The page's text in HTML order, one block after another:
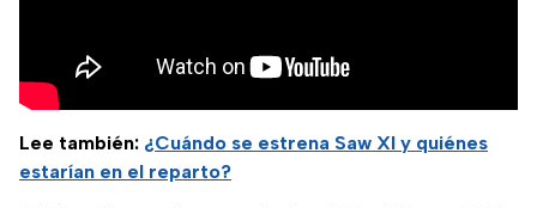
Lee también: ¿Cuándo se estrena Saw XI y quiénes
estarían en el reparto?